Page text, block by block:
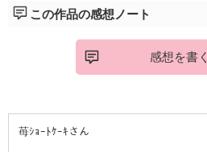
ちいさくても
出会いって大切なんですね。
この作品の感想ノート
感想を書く
苺ｼｮｰﾄｹｰｷさん